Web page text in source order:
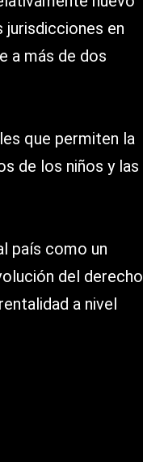
jurisdicciones en
a más de dos
que permiten la
de los niños y las
país como un
del derecho
a nivel